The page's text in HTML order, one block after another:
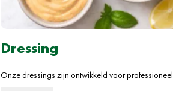
Dressing
Onze dressings zijn ontwikkeld voor
combineren een stabiele samenstelling met een